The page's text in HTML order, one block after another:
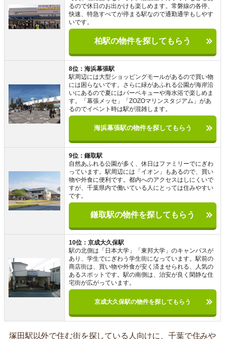
るので休日のお出かけも楽しめます。常磐線の各停、
快速、特急すべてが停まる駅なので通勤通学もしやす
いです。
柏駅の物件を探してもらう
8位：海浜幕張駅
駅周辺には大型ショッピングモールがあるので買い物
には困らないです。さらに緑があふれる公園が海岸沿
いにあるので夏にはバーベキューや海水浴で楽しめま
す。「幕張メッセ」「ZOZOマリンスタジアム」があ
るのでイベント時は駅が混雑します。
海浜幕張駅の物件を探してもらう
9位：鎌取駅
自然あふれる公園が多く、休日はファミリーでにぎわ
っています。駅周辺には「イオン」もあるので、買い
物や外食に便利です。都内へのアクセスはしにくいで
すが、千葉県内で働いている人にとっては住みやすい
です。
鎌取駅の物件を探してもらう
10位：京成大久保駅
駅の北側は「日本大学」「東邦大学」のキャンパスが
あり、学生でにぎわう学生街になっています。駅前の
商店街は、買い物や外食が安く済ませられる、人気の
あるスポットです。駅の南側は、治安が良く閑静な住
宅街が広がっています。
京成大久保駅の物件を探してもらう
塚田駅以外で住む街を探している人向けに、千葉で住みや